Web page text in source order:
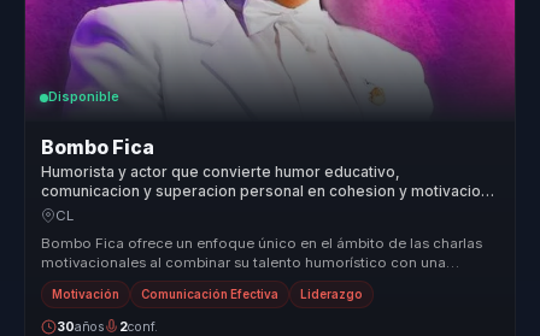
Disponible
Bombo Fica
Humorista y actor que convierte humor educativo,
comunicacion y superacion personal en cohesion y motivacion
para lideres y equipos.
CL
Bombo Fica ofrece un enfoque único en el ámbito de las charlas
motivacionales al combinar su talento humorístico con una
profunda compren...
Motivación Comunicación Efectiva Liderazgo
30años 2conf.